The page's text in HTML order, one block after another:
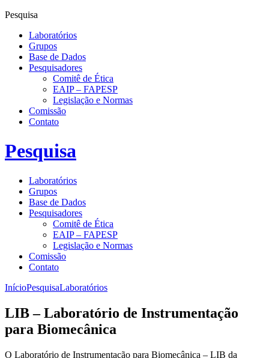
Pesquisa
Laboratórios
Grupos
Base de Dados
Pesquisadores
Comitê de Ética
EAIP – FAPESP
Legislação e Normas
Comissão
Contato
Pesquisa
Laboratórios
Grupos
Base de Dados
Pesquisadores
Comitê de Ética
EAIP – FAPESP
Legislação e Normas
Comissão
Contato
InícioPesquisaLaboratórios
LIB – Laboratório de Instrumentação
para Biomecânica
O Laboratório de Instrumentação para Biomecânica – LIB da